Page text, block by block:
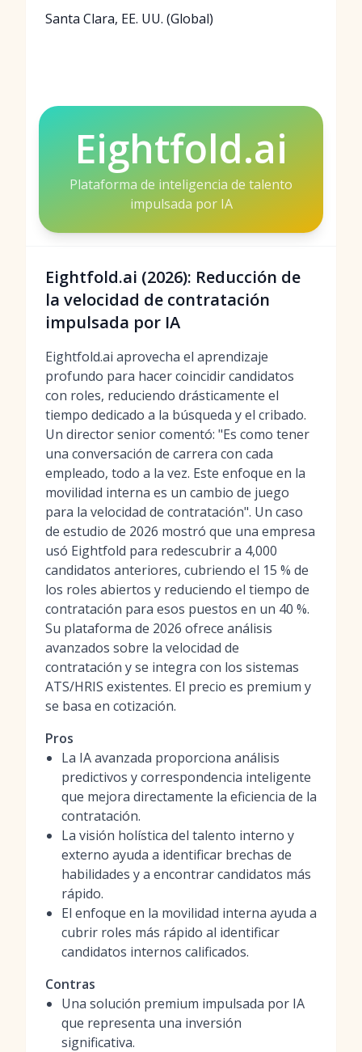
Santa Clara, EE. UU. (Global)
Eightfold.ai
Plataforma de inteligencia de talento
impulsada por IA
Eightfold.ai (2026): Reducción de
la velocidad de contratación
impulsada por IA
Eightfold.ai aprovecha el aprendizaje
profundo para hacer coincidir candidatos
con roles, reduciendo drásticamente el
tiempo dedicado a la búsqueda y el cribado.
Un director senior comentó: "Es como tener
una conversación de carrera con cada
empleado, todo a la vez. Este enfoque en la
movilidad interna es un cambio de juego
para la velocidad de contratación". Un caso
de estudio de 2026 mostró que una empresa
usó Eightfold para redescubrir a 4,000
candidatos anteriores, cubriendo el 15 % de
los roles abiertos y reduciendo el tiempo de
contratación para esos puestos en un 40 %.
Su plataforma de 2026 ofrece análisis
avanzados sobre la velocidad de
contratación y se integra con los sistemas
ATS/HRIS existentes. El precio es premium y
se basa en cotización.
Pros
La IA avanzada proporciona análisis
predictivos y correspondencia inteligente
que mejora directamente la eficiencia de la
contratación.
La visión holística del talento interno y
externo ayuda a identificar brechas de
habilidades y a encontrar candidatos más
rápido.
El enfoque en la movilidad interna ayuda a
cubrir roles más rápido al identificar
candidatos internos calificados.
Contras
Una solución premium impulsada por IA
que representa una inversión
significativa.